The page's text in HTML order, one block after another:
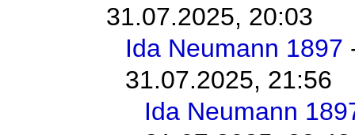
31.07.2025, 20:03
Ida Neumann 1897
31.07.2025, 21:56
Ida Neumann